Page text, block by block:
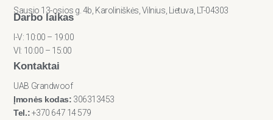
Sausio 13-osios g. 4b, Karoliniškės, Vilnius, Lietuva, LT-04303
Darbo laikas
I-V: 10:00 – 19:00
VI: 10:00 – 15:00
Kontaktai
UAB Grandwoof
Įmonės kodas: 306313453
Tel.:+370 647 14 579